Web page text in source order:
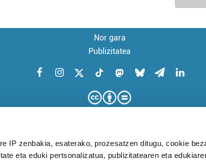
IP zenbakia, esaterako, prozesatzen ditugu, cookie
eta eduki pertsonalizatua, publizitatearen eta
Nor gara
Publizitatea